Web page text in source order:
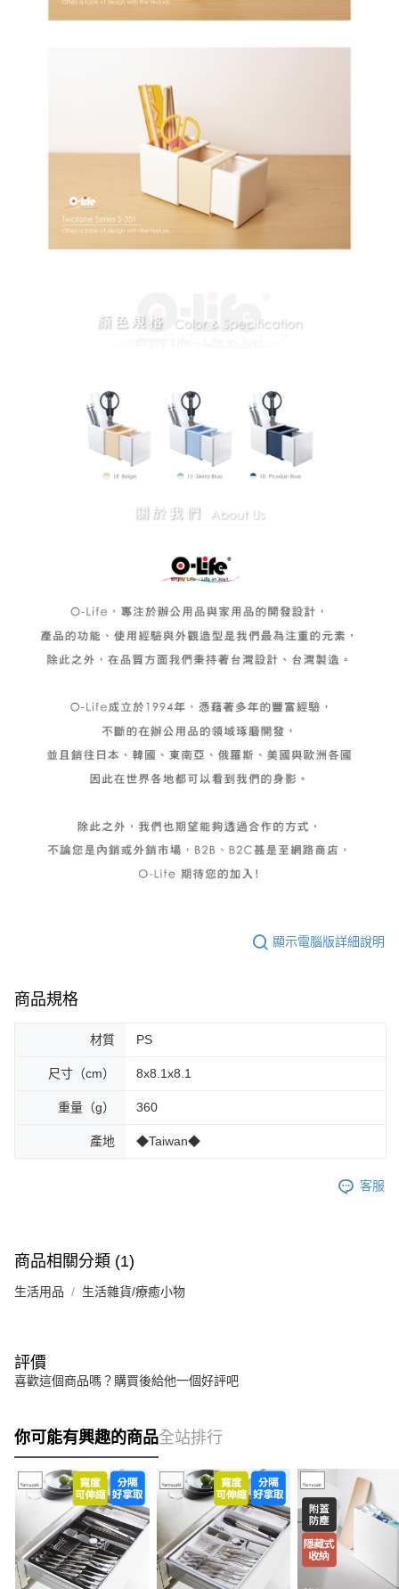
顯示電腦版詳細說明
商品規格
材質 PS
尺寸（cm） 8x8.1x8.1
重量（g） 360
產地 ◆Taiwan◆
客服
商品相關分類 (1)
生活用品 生活雜貨/療癒小物
評價
喜歡這個商品嗎？購買後給他一個好評吧
你可能有興趣的商品全站排行